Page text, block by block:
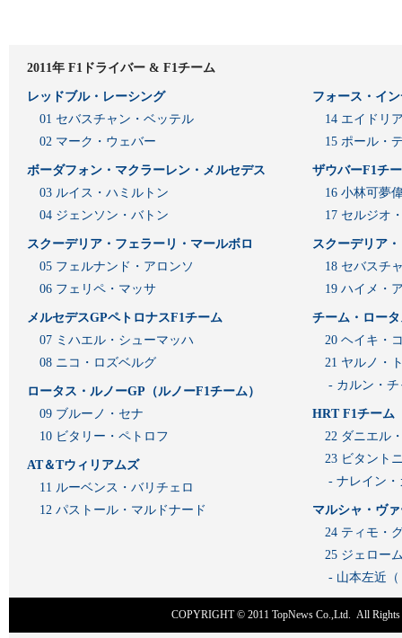
2011年 F1ドライバー & F1チーム
レッドブル・レーシング
01 セバスチャン・ベッテル
02 マーク・ウェバー
ボーダフォン・マクラーレン・メルセデス
03 ルイス・ハミルトン
04 ジェンソン・バトン
スクーデリア・フェラーリ・マールボロ
05 フェルナンド・アロンソ
06 フェリペ・マッサ
メルセデスGPペトロナスF1チーム
07 ミハエル・シューマッハ
08 ニコ・ロズベルグ
ロータス・ルノーGP（ルノーF1チーム）
09 ブルーノ・セナ
10 ビタリー・ペトロフ
AT＆Tウィリアムズ
11 ルーベンス・バリチェロ
12 パストール・マルドナード
フォース・イ
14 エイドリ
15 ポール・
ザウバーF1チ
16 小林可夢
17 セルジオ
スクーデリア
18 セバスチ
19 ハイメ・
チーム・ロー
20 ヘイキ・
21 ヤルノ・
- カルン・
HRT F1チーム
22 ダニエル
23 ビタント
- ナレイン
マルシャ・ヴ
24 ティモ・
25 ジェロー
- 山本左近
COPYRIGHT © 2011 TopNews Co.,Ltd. All